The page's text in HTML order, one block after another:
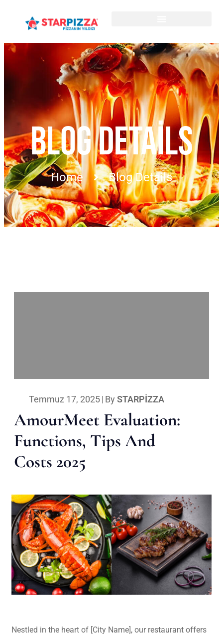
BLOG DETAILS
Home Blog Details
Temmuz 17, 2025| By STARPIZZA
AmourMeet Evaluation:
Functions, Tips And
Costs 2025
Nestled in the heart of [City Name], our restaurant offers